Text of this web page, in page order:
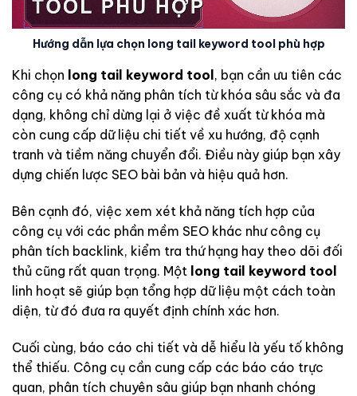
Hướng dẫn lựa chọn long tail keyword tool phù hợp
Khi chọn long tail keyword tool , bạn cần ưu tiên các
công cụ có khả năng phân tích từ khóa sâu sắc và đa
dạng, không chỉ dừng lại ở việc đề xuất từ khóa mà
còn cung cấp dữ liệu chi tiết về xu hướng, độ cạnh
tranh và tiềm năng chuyển đổi. Điều này giúp bạn xây
dựng chiến lược SEO bài bản và hiệu quả hơn.
Bên cạnh đó, việc xem xét khả năng tích hợp của
công cụ với các phần mềm SEO khác như công cụ
phân tích backlink, kiểm tra thứ hạng hay theo dõi đối
thủ cũng rất quan trọng. Một long tail keyword tool
linh hoạt sẽ giúp bạn tổng hợp dữ liệu một cách toàn
diện, từ đó đưa ra quyết định chính xác hơn.
Cuối cùng, báo cáo chi tiết và dễ hiểu là yếu tố không
thể thiếu. Công cụ cần cung cấp các báo cáo trực
quan, phân tích chuyên sâu giúp bạn nhanh chóng